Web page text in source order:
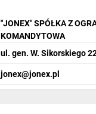
"JONEX" SPÓŁKA Z
KOMANDYTOWA
ul. gen. W. Sikorskiego
jonex@jonex.pl